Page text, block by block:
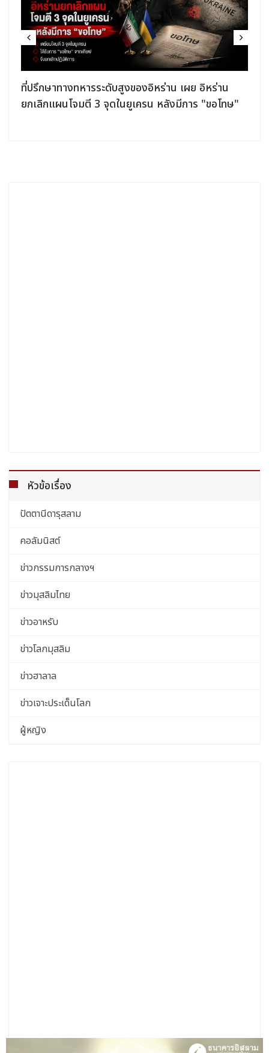
ที่ปรึกษาทางทหารระดับสูงของอิหร่าน เผย อิหร่าน
ยกเลิกแผนโจมตี 3 จุดในยูเครน หลังมีการ "ขอโทษ"
หัวข้อเรื่อง
ปัตตานีดารุสลาม
คอลัมนิสต์
ข่าวกรรมการกลางฯ
ข่าวมุสลิมไทย
ข่าวอาหรับ
ข่าวโลกมุสลิม
ข่าวฮาลาล
ข่าวเจาะประเด็นโลก
ผู้หญิง